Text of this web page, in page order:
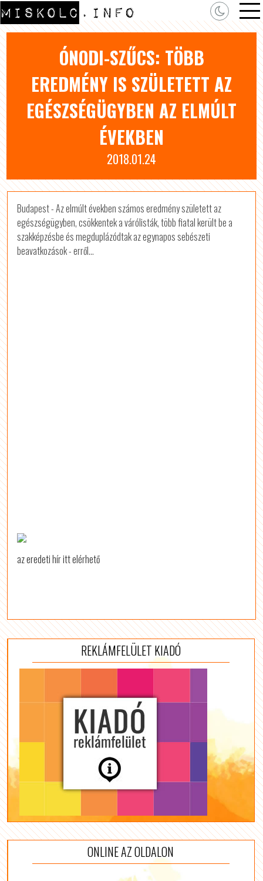
ÓNODI-SZŰCS: TÖBB
EREDMÉNY IS SZÜLETETT AZ
EGÉSZSÉGÜGYBEN AZ ELMÚLT
ÉVEKBEN
2018.01.24
Budapest - Az elmúlt években számos eredmény született az
egészségügyben, csökkentek a várólisták, több fiatal került be a
szakképzésbe és megduplázódtak az egynapos sebészeti
beavatkozások - erről...
az eredeti hír itt elérhető
REKLÁMFELÜLET KIADÓ
ONLINE AZ OLDALON